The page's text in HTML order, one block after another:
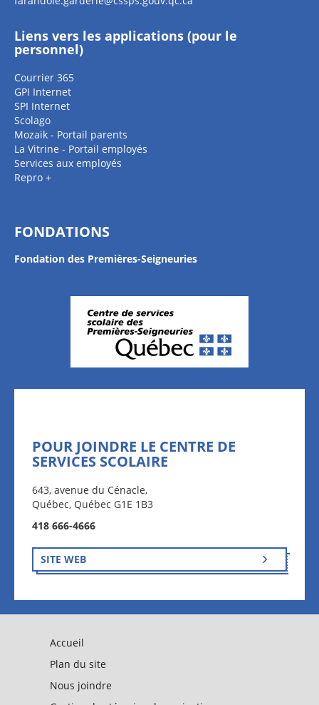
Liens vers les applications (pour le
personnel)
Courrier 365
GPI Internet
SPI Internet
Scolago
Mozaik - Portail parents
La Vitrine - Portail employés
Services aux employés
Repro +
FONDATIONS
Fondation des Premières-Seigneuries
POUR JOINDRE LE CENTRE DE
SERVICES SCOLAIRE
643, avenue du Cénacle,
Québec, Québec G1E 1B3
418 666-4666
SITE WEB
Accueil
Plan du site
Nous joindre